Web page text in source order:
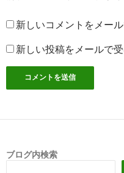
新しいコメントをメー
新しい投稿をメールで
ブログ内検索